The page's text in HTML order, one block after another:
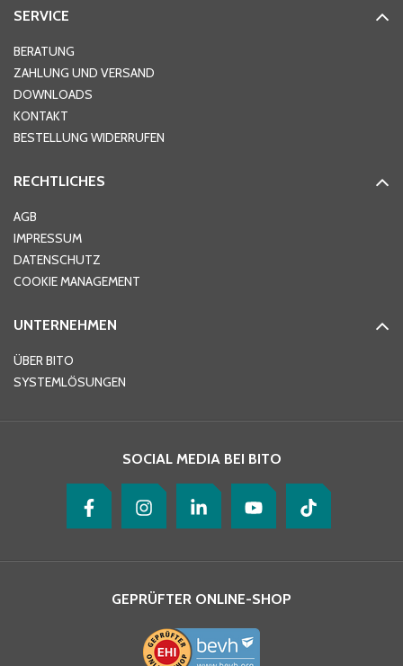
Hausnummer
Ort*
Telefon
SERVICE
BERATUNG
ZAHLUNG UND VERSAND
DOWNLOADS
KONTAKT
BESTELLUNG WIDERRUFEN
RECHTLICHES
AGB
IMPRESSUM
DATENSCHUTZ
COOKIE MANAGEMENT
UNTERNEHMEN
ÜBER BITO
SYSTEMLÖSUNGEN
SOCIAL MEDIA BEI BITO
GEPRÜFTER ONLINE-SHOP